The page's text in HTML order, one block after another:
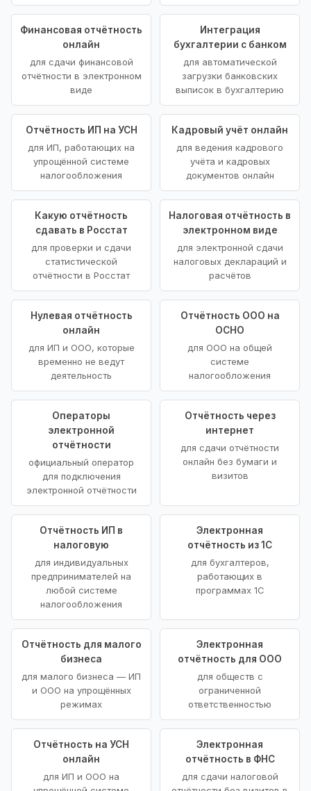
Финансовая отчётность
онлайн
для сдачи финансовой
отчётности в электронном
виде
Интеграция
бухгалтерии с банком
для автоматической
загрузки банковских
выписок в бухгалтерию
Отчётность ИП на УСН
для ИП, работающих на
упрощённой системе
налогообложения
Кадровый учёт онлайн
для ведения кадрового
учёта и кадровых
документов онлайн
Какую отчётность
сдавать в Росстат
для проверки и сдачи
статистической
отчётности в Росстат
Налоговая отчётность в
электронном виде
для электронной сдачи
налоговых деклараций и
расчётов
Нулевая отчётность
онлайн
для ИП и ООО, которые
временно не ведут
деятельность
Отчётность ООО на
ОСНО
для ООО на общей
системе
налогообложения
Операторы
электронной
отчётности
официальный оператор
для подключения
электронной отчётности
Отчётность через
интернет
для сдачи отчётности
онлайн без бумаги и
визитов
Отчётность ИП в
налоговую
для индивидуальных
предпринимателей на
любой системе
налогообложения
Электронная
отчётность из 1С
для бухгалтеров,
работающих в
программах 1С
Отчётность для малого
бизнеса
для малого бизнеса — ИП
и ООО на упрощённых
режимах
Электронная
отчётность для ООО
для обществ с
ограниченной
ответственностью
Отчётность на УСН
онлайн
для ИП и ООО на
Электронная
отчётность в ФНС
для сдачи налоговой